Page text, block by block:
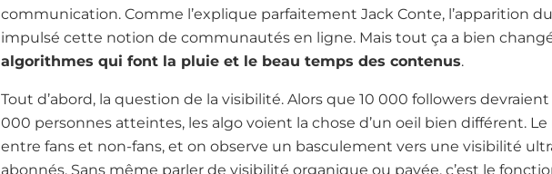
communication. Comme l’explique parfaitement Jack Conte, l’apparition
impulsé cette notion de communautés en ligne. Mais tout ça a bien
algorithmes qui font la pluie et le beau temps des contenus.
Tout d’abord, la question de la visibilité. Alors que 10 000 followers
000 personnes atteintes, les algo voient la chose d’un oeil bien différent.
entre fans et non-fans, et on observe un basculement vers une visibilité
abonnés. Sans même parler de visibilité organique ou payée, c’est le